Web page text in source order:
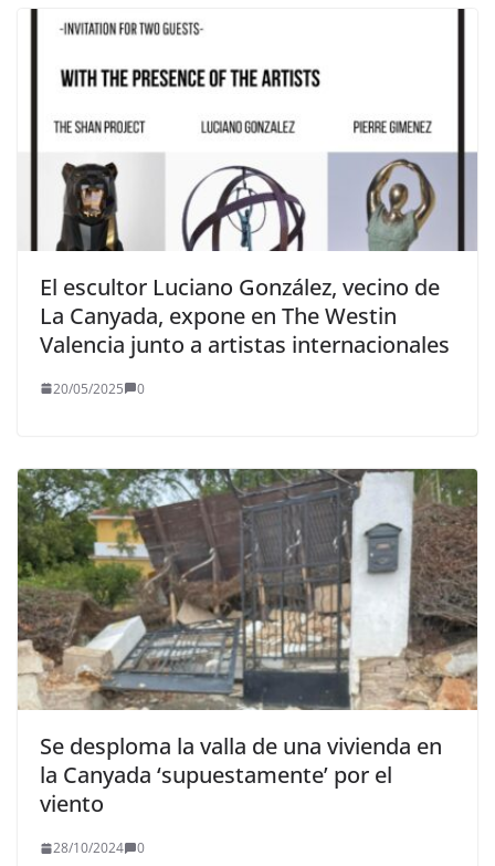
El escultor Luciano González, vecino de
La Canyada, expone en The Westin
Valencia junto a artistas internacionales
20/05/2025 0
Se desploma la valla de una vivienda en
la Canyada ‘supuestamente’ por el
viento
28/10/2024 0